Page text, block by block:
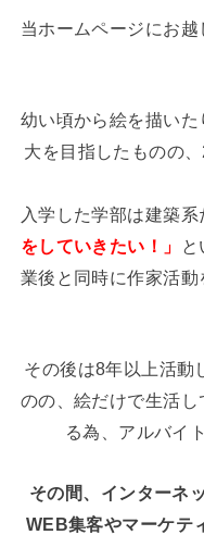
当ホームページにお
幼い頃から絵を描い
大を目指したものの
入学した学部は建築系
をしていきたい！」
業後と同時に作家活
その後は8年以上活動
のの、絵だけで生活
る為、アルバイ
その間、インターネ
WEB集客やマーケテ